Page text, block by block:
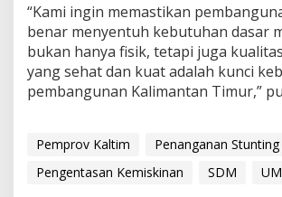
“Kami ingin memastikan
benar menyentuh kebutuhan dasar
bukan hanya fisik, tetapi juga
yang sehat dan kuat adalah kunci
pembangunan Kalimantan Timur,”
Pemprov Kaltim
Penanganan Stunting
Pengentasan Kemiskinan
SDM